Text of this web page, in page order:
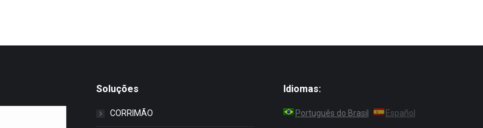
Soluções
CORRIMÃO
Idiomas:
Português do Brasil Español